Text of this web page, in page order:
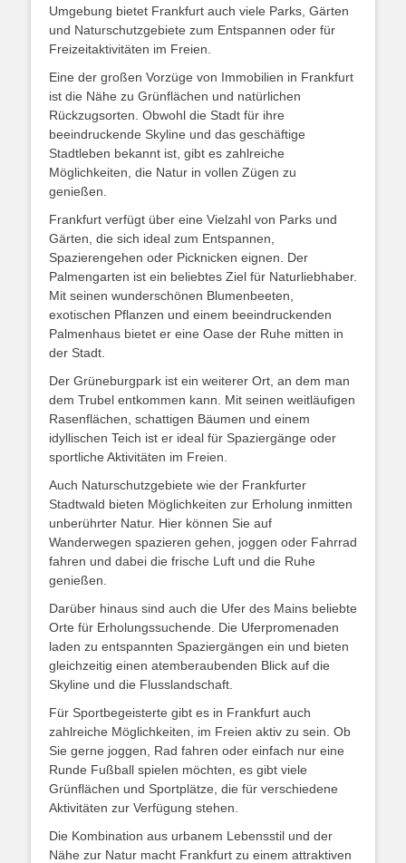
Umgebung bietet Frankfurt auch viele Parks, Gärten
und Naturschutzgebiete zum Entspannen oder für
Freizeitaktivitäten im Freien.
Eine der großen Vorzüge von Immobilien in Frankfurt
ist die Nähe zu Grünflächen und natürlichen
Rückzugsorten. Obwohl die Stadt für ihre
beeindruckende Skyline und das geschäftige
Stadtleben bekannt ist, gibt es zahlreiche
Möglichkeiten, die Natur in vollen Zügen zu
genießen.
Frankfurt verfügt über eine Vielzahl von Parks und
Gärten, die sich ideal zum Entspannen,
Spazierengehen oder Picknicken eignen. Der
Palmengarten ist ein beliebtes Ziel für Naturliebhaber.
Mit seinen wunderschönen Blumenbeeten,
exotischen Pflanzen und einem beeindruckenden
Palmenhaus bietet er eine Oase der Ruhe mitten in
der Stadt.
Der Grüneburgpark ist ein weiterer Ort, an dem man
dem Trubel entkommen kann. Mit seinen weitläufigen
Rasenflächen, schattigen Bäumen und einem
idyllischen Teich ist er ideal für Spaziergänge oder
sportliche Aktivitäten im Freien.
Auch Naturschutzgebiete wie der Frankfurter
Stadtwald bieten Möglichkeiten zur Erholung inmitten
unberührter Natur. Hier können Sie auf
Wanderwegen spazieren gehen, joggen oder Fahrrad
fahren und dabei die frische Luft und die Ruhe
genießen.
Darüber hinaus sind auch die Ufer des Mains beliebte
Orte für Erholungssuchende. Die Uferpromenaden
laden zu entspannten Spaziergängen ein und bieten
gleichzeitig einen atemberaubenden Blick auf die
Skyline und die Flusslandschaft.
Für Sportbegeisterte gibt es in Frankfurt auch
zahlreiche Möglichkeiten, im Freien aktiv zu sein. Ob
Sie gerne joggen, Rad fahren oder einfach nur eine
Runde Fußball spielen möchten, es gibt viele
Grünflächen und Sportplätze, die für verschiedene
Aktivitäten zur Verfügung stehen.
Die Kombination aus urbanem Lebensstil und der
Nähe zur Natur macht Frankfurt zu einem attraktiven